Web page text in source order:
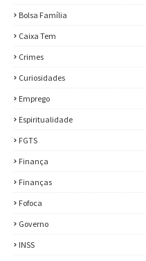
Bolsa Família
Caixa Tem
Crimes
Curiosidades
Emprego
Espiritualidade
FGTS
Finança
Finanças
Fofoca
Governo
INSS